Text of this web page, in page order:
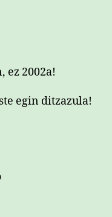
ez 2002a!
egin ditzazula!